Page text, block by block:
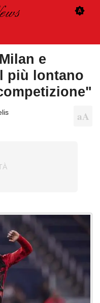
e
più lontano